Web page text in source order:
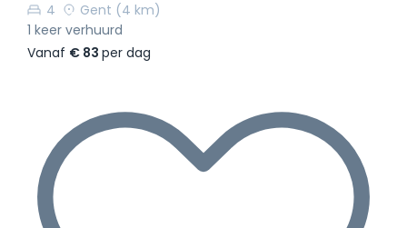
4
Gent (4 km)
1 keer verhuurd
Vanaf € 83 per dag